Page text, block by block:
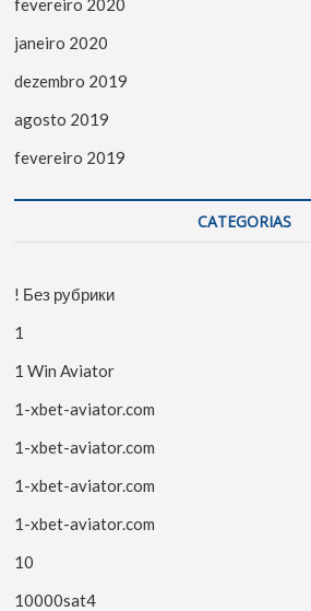
fevereiro 2020
janeiro 2020
dezembro 2019
agosto 2019
fevereiro 2019
CATEGORIAS
! Без рубрики
1
1 Win Aviator
1-xbet-aviator.com
1-xbet-aviator.com
1-xbet-aviator.com
1-xbet-aviator.com
10
10000sat4